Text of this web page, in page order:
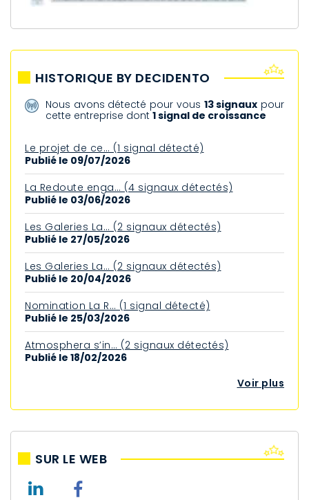
HISTORIQUE BY DECIDENTO
Nous avons détecté pour vous 13 signaux pour
cette entreprise dont1 signal de croissance
Le projet de ce… (1 signal détecté)
Publié le 09/07/2026
La Redoute enga… (4 signaux détectés)
Publié le 03/06/2026
Les Galeries La… (2 signaux détectés)
Publié le 27/05/2026
Les Galeries La… (2 signaux détectés)
Publié le 20/04/2026
Nomination La R… (1 signal détecté)
Publié le 25/03/2026
Atmosphera s’in… (2 signaux détectés)
Publié le 18/02/2026
Voir plus
SUR LE WEB